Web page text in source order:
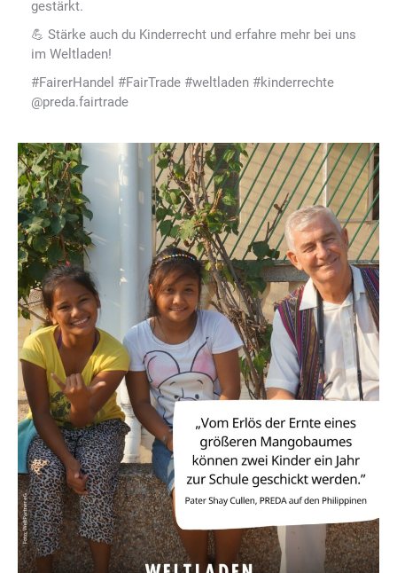
gestärkt.
💪 Stärke auch du Kinderrecht und erfahre mehr bei uns
im Weltladen!
#FairerHandel #FairTrade #weltladen #kinderrechte
@preda.fairtrade